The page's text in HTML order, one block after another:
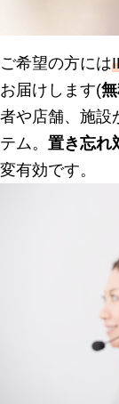
ご希望の方には
お届けします(
者や店舗、施設
テム。 置き忘れ
変有効です。